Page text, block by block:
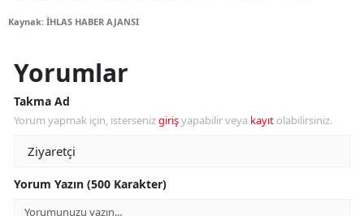
Kaynak: İHLAS HABER AJANSI
Yorumlar
Takma Ad
Yorum yapmak için, istersenizgirişyapabilir veya kayıt olabilirsiniz.
Yorum Yazın (500 Karakter)